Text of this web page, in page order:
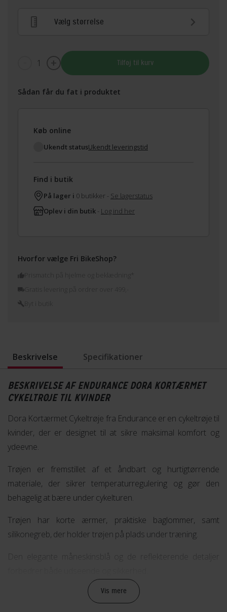
Vælg størrelse
1 Tilføj til kurv
Sådan får du fat i produktet
Køb online
Ukendt statusUkendt leveringstid
Find i butik
På lager i 0 butikker - Se lagerstatus
Oplev i din butik - Log ind her
Hvorfor vælge Fri BikeShop?
Prismatch på hjelme og beklædning*
Beskrivelse Specifikationer
BESKRIVELSE AF ENDURANCE DORA KORTÆRMET
CYKELTRØJE TIL KVINDER
Dora Kortærmet Cykeltrøje fra Endurance er en cykeltrøje til
kvinder, der er designet til at sikre maksimal komfort og
ydeevne.
Trøjen er fremstillet af et åndbart og hurtigtørrende
materiale, der sikrer temperaturregulering og gør den
behagelig at bære under cykelturen.
Trøjen har korte ærmer, praktiske baglommer, samt
silikonegreb, der holder trøjen på plads under træning.
Den elegante måneskinsblå og de reflekterende detaljer
Dora Kortærmet Cykeltrøje har integrerede reflekterende
Vis mere